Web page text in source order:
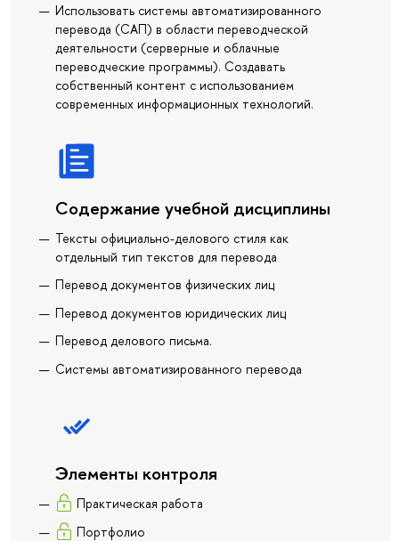
Использовать системы автоматизированного
перевода (САП) в области переводческой
деятельности (серверные и облачные
переводческие программы). Создавать
собственный контент с использованием
современных информационных технологий.
Содержание учебной дисциплины
Тексты официально-делового стиля как
отдельный тип текстов для перевода
Перевод документов физических лиц
Перевод документов юридических лиц
Перевод делового письма.
Системы автоматизированного перевода
Элементы контроля
Практическая работа
Портфолио